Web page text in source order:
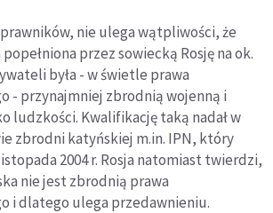
nie ulega wątpliwości, że
przez sowiecką Rosję na ok.
była - w świetle prawa
- przynajmniej zbrodnią wojenną i
ludzkości. Kwalifikację taką nadał w
zbrodni katyńskiej m.in. IPN, który
2004 r. Rosja natomiast twierdzi,
nie jest zbrodnią prawa
i dlatego ulega przedawnieniu.